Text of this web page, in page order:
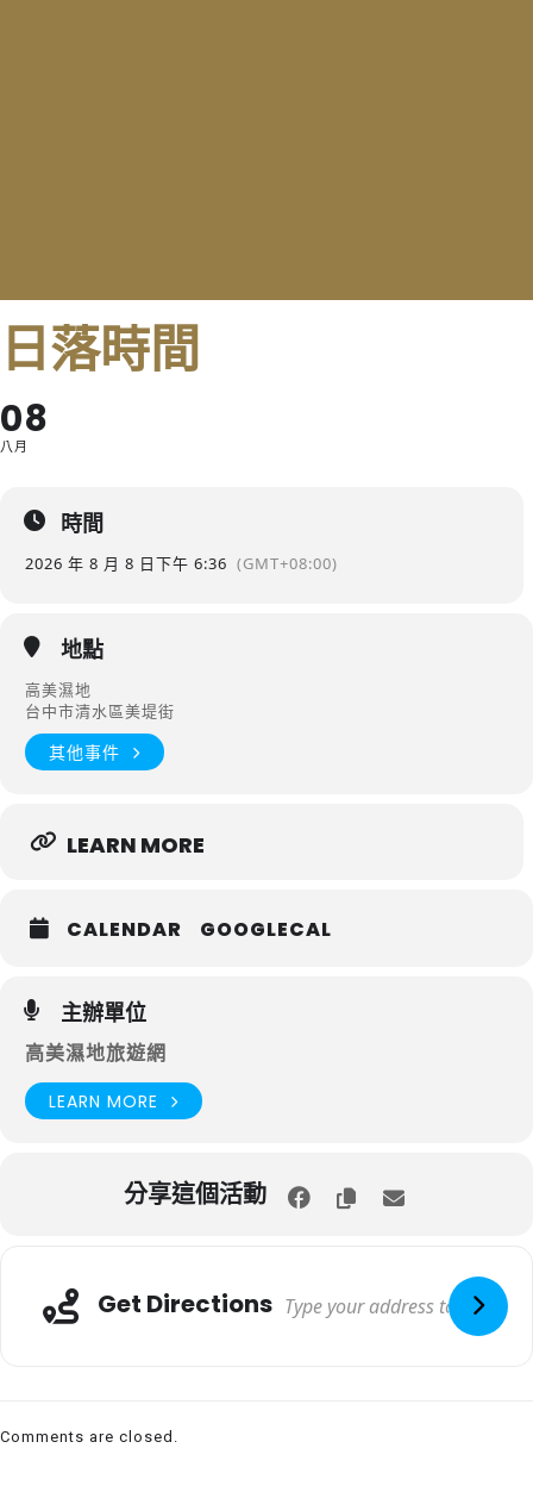
日落時間
08
八月
時間
2026 年 8 月 8 日下午 6:36 (GMT+08:00)
地點
高美濕地
台中市清水區美堤街
其他事件
LEARN MORE
CALENDAR GOOGLECAL
主辦單位
高美濕地旅遊網
LEARN MORE
分享這個活動
Get Directions
Comments are closed.